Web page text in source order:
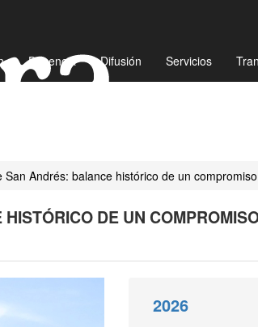
Docencia Difusión Servicios
Mapa de sitio
Andrés: balance histórico de un
DE UN
2026